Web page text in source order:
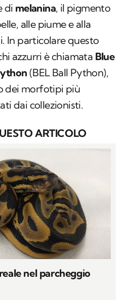
di melanina, il pigmento
alle piume e alla
In particolare questo
azzurri è chiamata Blue
(BEL Ball Python),
dei morfotipi più
dai collezionisti.
ARTICOLO
nel parcheggio